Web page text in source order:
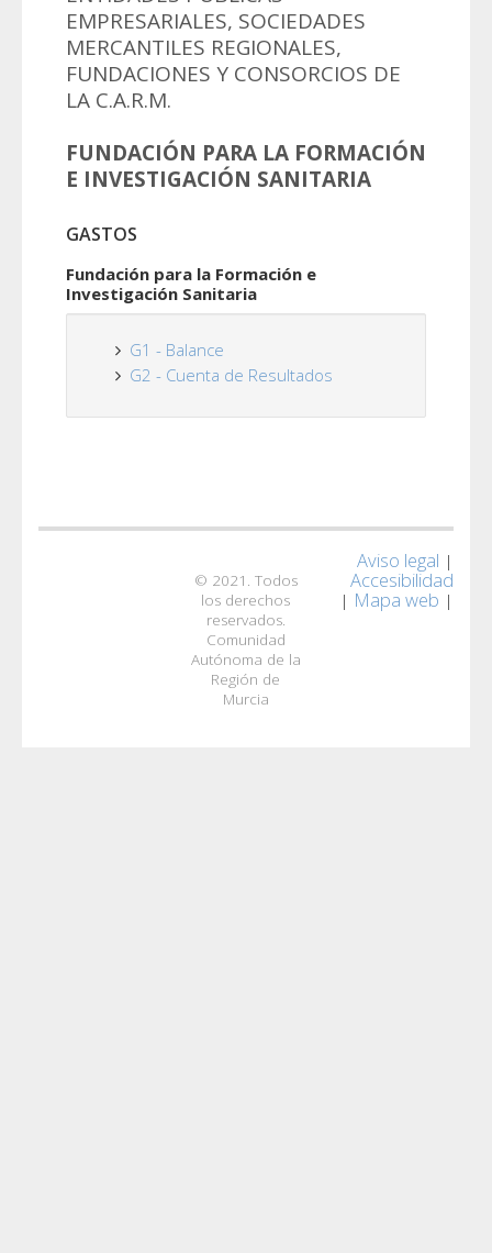
EMPRESARIALES, SOCIEDADES
MERCANTILES REGIONALES,
FUNDACIONES Y CONSORCIOS DE
LA C.A.R.M.
FUNDACIÓN PARA LA FORMACIÓN
E INVESTIGACIÓN SANITARIA
GASTOS
Fundación para la Formación e
Investigación Sanitaria
G1 - Balance
G2 - Cuenta de Resultados
© 2021. Todos
los derechos
reservados.
Comunidad
Autónoma de la
Región de
Murcia
Aviso legal |
Accesibilidad
| Mapa web |